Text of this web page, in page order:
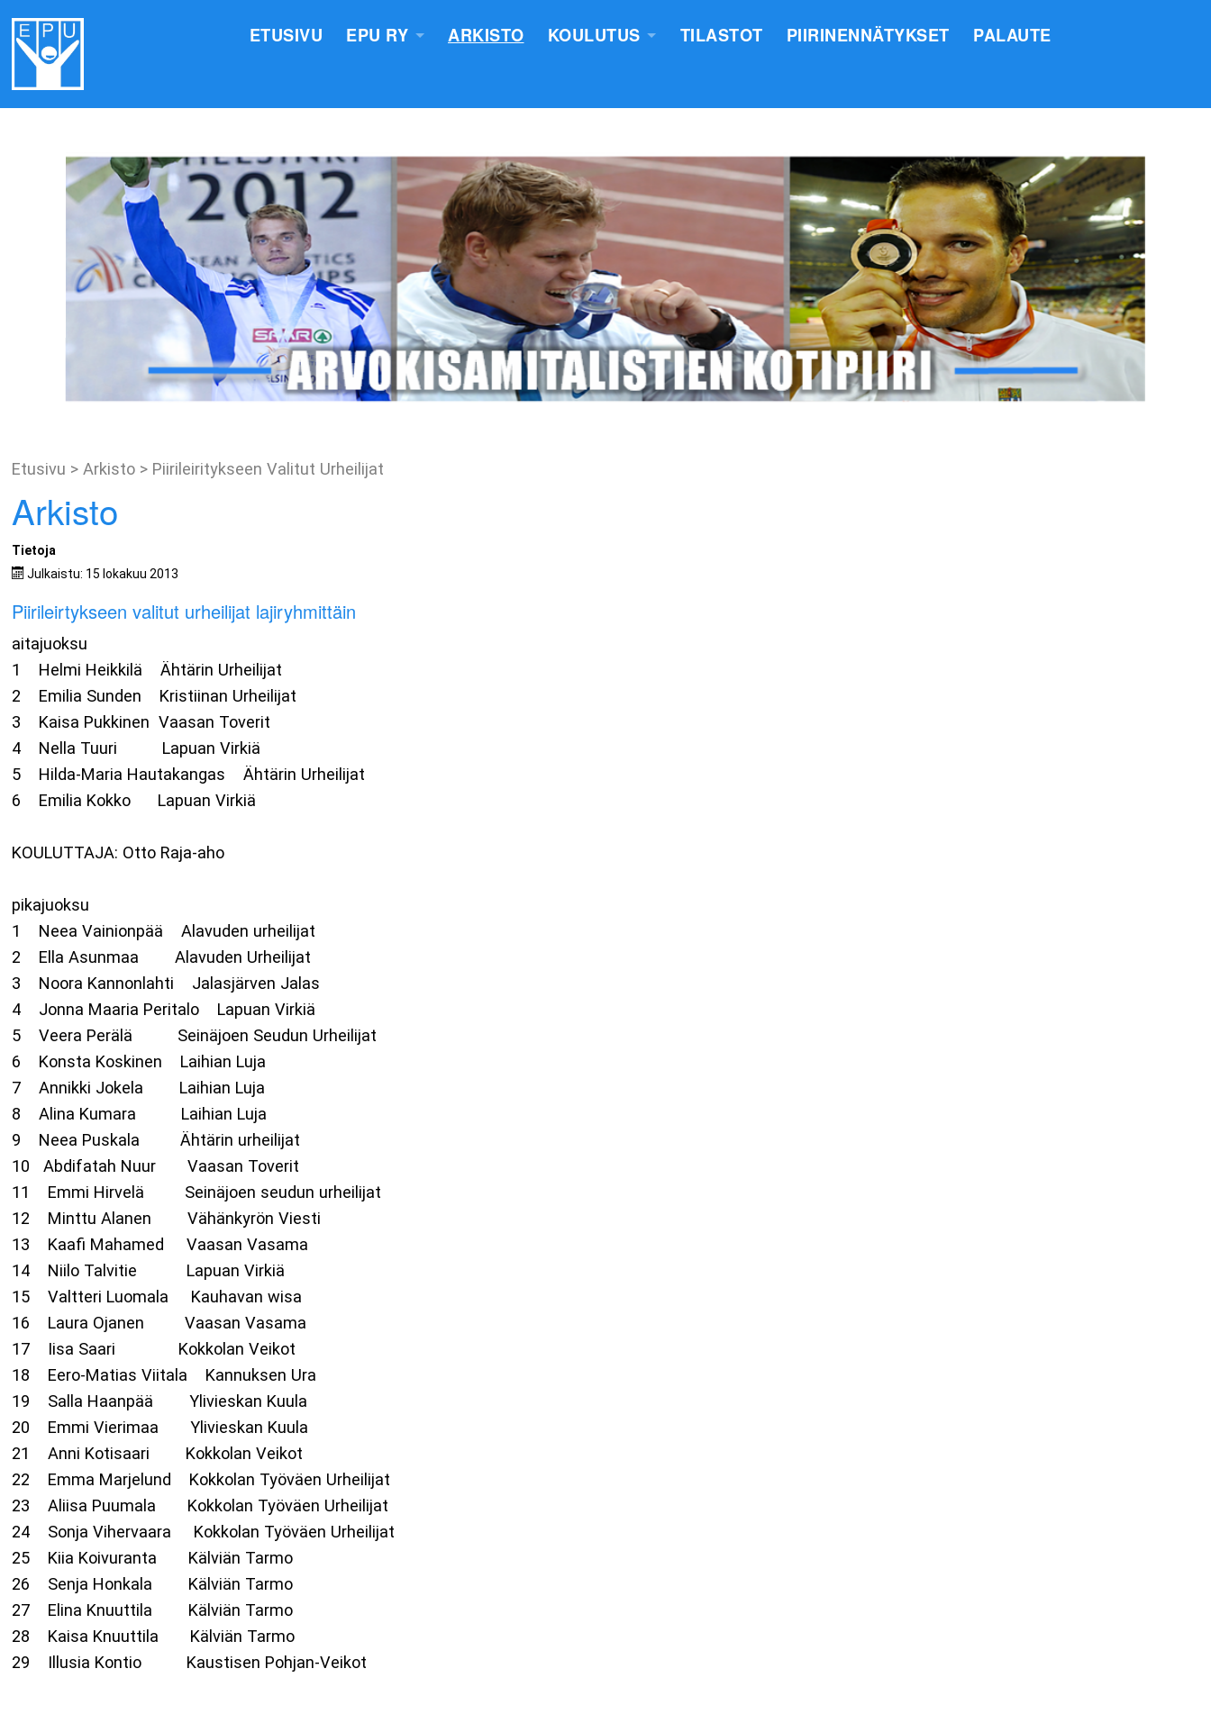
ETUSIVU
EPU RY
VALIOKUNNAT JA TIIMIT
TOIMINTASUUNNITELMA
ARVOMERKKIEN ANOMINEN
EPU:N SÄÄNNÖT
SUOMI100V - EPN YU
TOIMINTAKERTOMUKSET
EPU:N PÖYTÄSTANDAARIN SAANEET
KIRJAUTUMINEN
ARKISTO
KOULUTUS
LASTEN VALMENTAJATUTKINTO
LÄHETTÄJÄKOULUTUS
VALMENTAJAKOULUTUS
PIIRILEIRITYS
TILASTOT PIIRINENNÄTYKSET PALAUTE
Etusivu > Arkisto > Piirileiritykseen Valitut Urheilijat
Arkisto
Tietoja
Julkaistu: 15 lokakuu 2013
Piirileirtykseen valitut urheilijat lajiryhmittäin
aitajuoksu
1 Helmi Heikkilä Ähtärin Urheilijat
2 Emilia Sunden Kristiinan Urheilijat
3 Kaisa Pukkinen Vaasan Toverit
4 Nella Tuuri Lapuan Virkiä
5 Hilda-Maria Hautakangas Ähtärin Urheilijat
6 Emilia Kokko Lapuan Virkiä
KOULUTTAJA: Otto Raja-aho
pikajuoksu
1 Neea Vainionpää Alavuden urheilijat
2 Ella Asunmaa Alavuden Urheilijat
3 Noora Kannonlahti Jalasjärven Jalas
4 Jonna Maaria Peritalo Lapuan Virkiä
5 Veera Perälä Seinäjoen Seudun Urheilijat
6 Konsta Koskinen Laihian Luja
7 Annikki Jokela Laihian Luja
8 Alina Kumara Laihian Luja
9 Neea Puskala Ähtärin urheilijat
10 Abdifatah Nuur Vaasan Toverit
11 Emmi Hirvelä Seinäjoen seudun urheilijat
12 Minttu Alanen Vähänkyrön Viesti
13 Kaafi Mahamed Vaasan Vasama
14 Niilo Talvitie Lapuan Virkiä
15 Valtteri Luomala Kauhavan wisa
16 Laura Ojanen Vaasan Vasama
17 Iisa Saari Kokkolan Veikot
18 Eero-Matias Viitala Kannuksen Ura
19 Salla Haanpää Ylivieskan Kuula
20 Emmi Vierimaa Ylivieskan Kuula
21 Anni Kotisaari Kokkolan Veikot
22 Emma Marjelund Kokkolan Työväen Urheilijat
23 Aliisa Puumala Kokkolan Työväen Urheilijat
24 Sonja Vihervaara Kokkolan Työväen Urheilijat
25 Kiia Koivuranta Kälviän Tarmo
26 Senja Honkala Kälviän Tarmo
27 Elina Knuuttila Kälviän Tarmo
28 Kaisa Knuuttila Kälviän Tarmo
29 Illusia Kontio Kaustisen Pohjan-Veikot